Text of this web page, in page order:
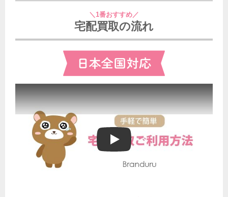
＼1番おすすめ／
宅配買取の流れ
ブランドゥールの宅配買取ご利用方法